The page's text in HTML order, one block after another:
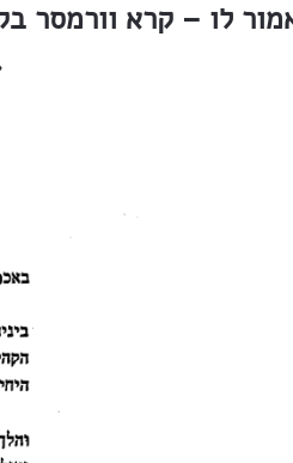
בחיפה,